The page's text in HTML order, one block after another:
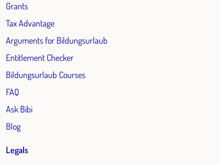
Grants
Tax Advantage
Arguments for Bildungsurlaub
Entitlement Checker
Bildungsurlaub Courses
FAQ
Ask Bibi
Blog
Legals